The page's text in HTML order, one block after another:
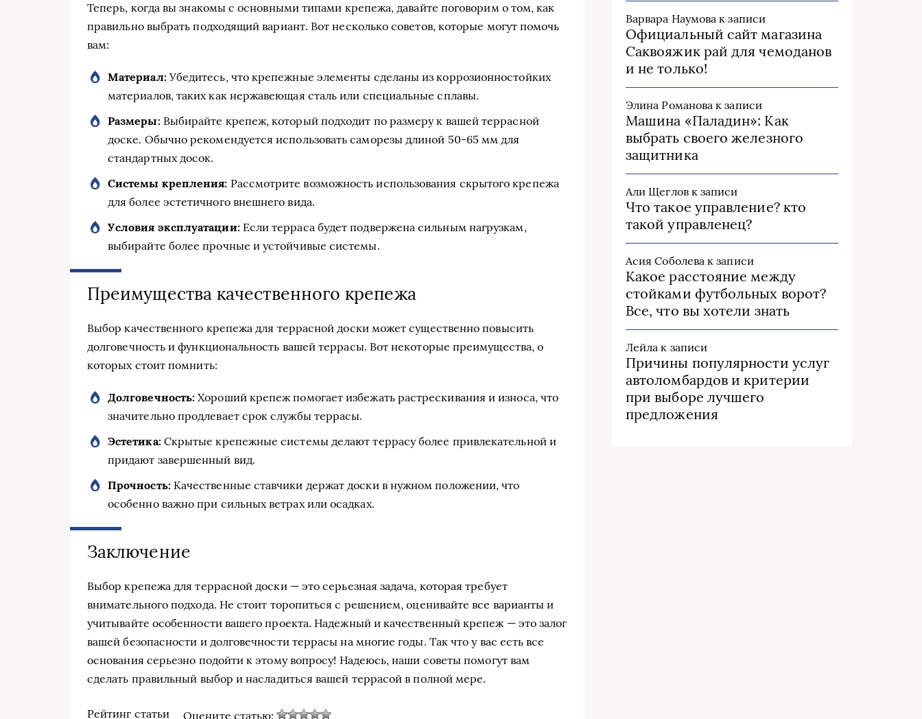
Теперь, когда вы знакомы с основными типами крепежа, давайте поговорим о том, как
правильно выбрать подходящий вариант. Вот несколько советов, которые могут помочь
вам:
Материал: Убедитесь, что крепежные элементы сделаны из коррозионностойких
материалов, таких как нержавеющая сталь или специальные сплавы.
Размеры: Выбирайте крепеж, который подходит по размеру к вашей террасной
доске. Обычно рекомендуется использовать саморезы длиной 50-65 мм для
стандартных досок.
Системы крепления: Рассмотрите возможность использования скрытого крепежа
для более эстетичного внешнего вида.
Условия эксплуатации: Если терраса будет подвержена сильным нагрузкам,
выбирайте более прочные и устойчивые системы.
Преимущества качественного крепежа
Выбор качественного крепежа для террасной доски может существенно повысить
долговечность и функциональность вашей террасы. Вот некоторые преимущества, о
которых стоит помнить:
Долговечность: Хороший крепеж помогает избежать растрескивания и износа, что
значительно продлевает срок службы террасы.
Эстетика: Скрытые крепежные системы делают террасу более привлекательной и
придают завершенный вид.
Прочность: Качественные ставчики держат доски в нужном положении, что
особенно важно при сильных ветрах или осадках.
Заключение
Выбор крепежа для террасной доски — это серьезная задача, которая требует
внимательного подхода. Не стоит торопиться с решением, оценивайте все варианты и
учитывайте особенности вашего проекта. Надежный и качественный крепеж — это залог
вашей безопасности и долговечности террасы на многие годы. Так что у вас есть все
основания серьезно подойти к этому вопросу! Надеюсь, наши советы помогут вам
сделать правильный выбор и насладиться вашей террасой в полной мере.
Рейтинг статьи Оцените статью:
Варвара Наумова к записи
Официальный сайт магазина
Саквояжик рай для чемоданов
и не только!
Элина Романова к записи
Машина «Паладин»: Как
выбрать своего железного
защитника
Али Щегловк записи
Что такое управление? кто
такой управленец?
Асия Соболева к записи
Какое расстояние между
стойками футбольных ворот?
Все, что вы хотели знать
Лейла к записи
Причины популярности услуг
автоломбардов и критерии
при выборе лучшего
предложения